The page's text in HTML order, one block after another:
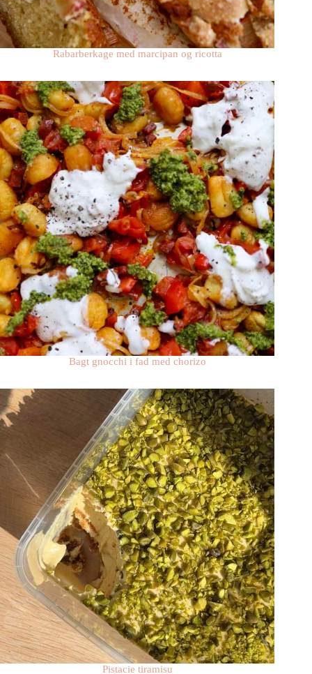
Rabarberkage med marcipan og ricotta
Bagt gnocchi i fad med chorizo
Pistacie tiramisu